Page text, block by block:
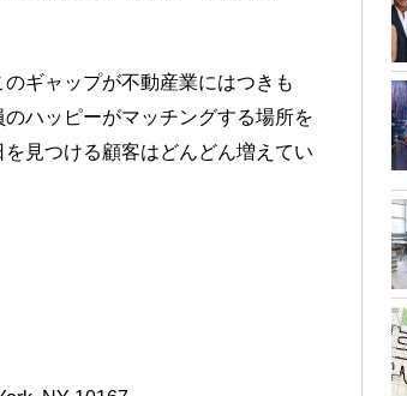
ギャップが不動産業にはつきも
ハッピーがマッチングする場所を
見つける顧客はどんどん増えてい